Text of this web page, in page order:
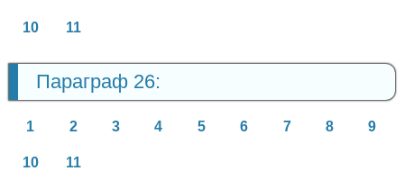
10 11
Параграф 26:
1 2 3 4 5 6 7 8 9
10 11